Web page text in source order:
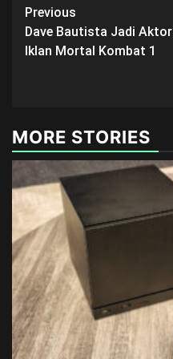
Post
navigation
Previous
Dave Bautista Jadi Aktor
Iklan Mortal Kombat 1
MORE STORIES